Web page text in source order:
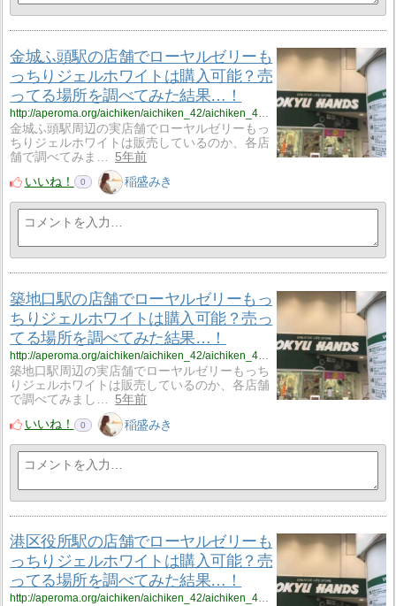
金城ふ頭駅の店舗でローヤルゼリーも
っちりジェルホワイトは購入可能？売
ってる場所を調べてみた結果…！
http://aperoma.org/aichiken/aichiken_42/aichiken_42_%ef%bd%8d%ef%bd%8a%ef%bd%973/
金城ふ頭駅周辺の実店舗でローヤルゼリーもっ
ちりジェルホワイトは販売しているのか、各店
舗で調べてみま…
5年前
いいね！
0 稲盛みき
築地口駅の店舗でローヤルゼリーもっ
ちりジェルホワイトは購入可能？売っ
てる場所を調べてみた結果…！
http://aperoma.org/aichiken/aichiken_42/aichiken_42_%ef%bd%8d%ef%bd%8a%ef%bd%974/
築地口駅周辺の実店舗でローヤルゼリーもっち
りジェルホワイトは販売しているのか、各店舗
で調べてみまし…
5年前
いいね！
0 稲盛みき
港区役所駅の店舗でローヤルゼリーも
っちりジェルホワイトは購入可能？売
ってる場所を調べてみた結果…！
http://aperoma.org/aichiken/aichiken_42/aichiken_42_%ef%bd%8d%ef%bd%8a%ef%bd%975/